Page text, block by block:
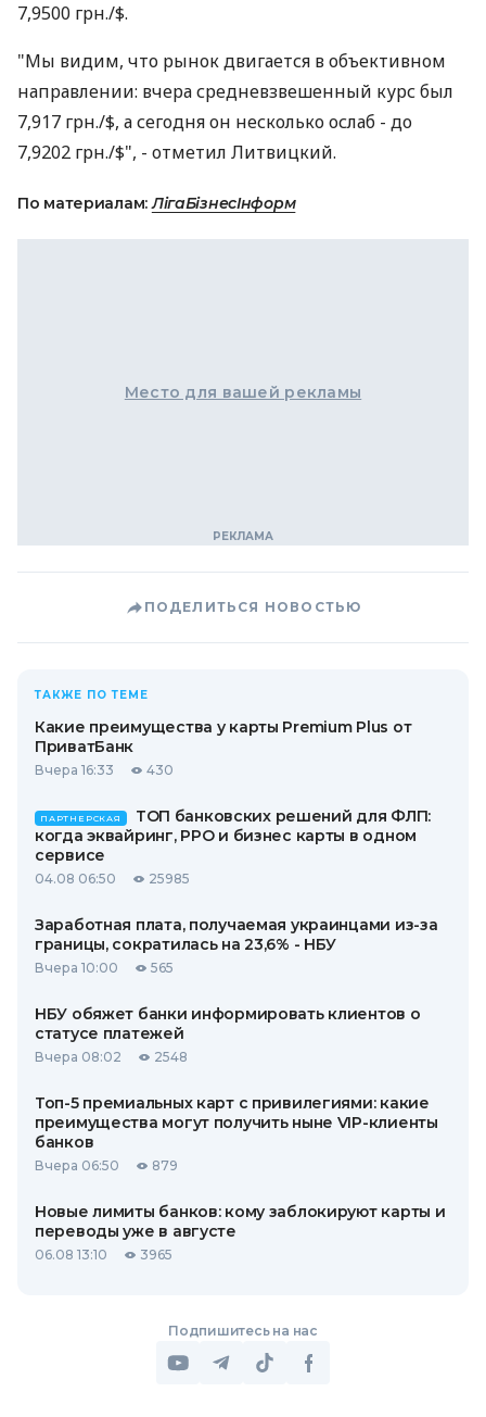
7,9500 грн./$.
"Мы видим, что рынок двигается в объективном
направлении: вчера средневзвешенный курс был
7,917 грн./$, а сегодня он несколько ослаб - до
7,9202 грн./$", - отметил Литвицкий.
По материалам:ЛігаБізнесІнформ
Место для вашей рекламы
ПОДЕЛИТЬСЯ НОВОСТЬЮ
ТАКЖЕ ПО ТЕМЕ
Какие преимущества у карты Premium Plus от
ПриватБанк
Вчера 16:33 430
ПАРТНЕРСКАЯ
ТОП банковских решений для ФЛП:
когда эквайринг, РРО и бизнес карты в одном
сервисе
04.08 06:50 25985
Заработная плата, получаемая украинцами из-за
границы, сократилась на 23,6% - НБУ
Вчера 10:00 565
НБУ обяжет банки информировать клиентов о
статусе платежей
Вчера 08:02 2548
Топ-5 премиальных карт с привилегиями: какие
преимущества могут получить ныне VIP-клиенты
банков
Вчера 06:50 879
Новые лимиты банков: кому заблокируют карты и
переводы уже в августе
06.08 13:10 3965
Подпишитесь на нас